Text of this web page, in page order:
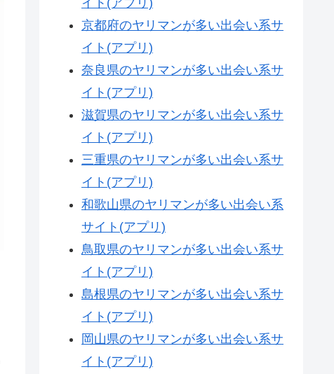
イト(アプリ)
京都府のヤリマンが多い出会い系サ
イト(アプリ)
奈良県のヤリマンが多い出会い系サ
イト(アプリ)
滋賀県のヤリマンが多い出会い系サ
イト(アプリ)
三重県のヤリマンが多い出会い系サ
イト(アプリ)
和歌山県のヤリマンが多い出会い系
サイト(アプリ)
鳥取県のヤリマンが多い出会い系サ
イト(アプリ)
島根県のヤリマンが多い出会い系サ
イト(アプリ)
岡山県のヤリマンが多い出会い系サ
イト(アプリ)